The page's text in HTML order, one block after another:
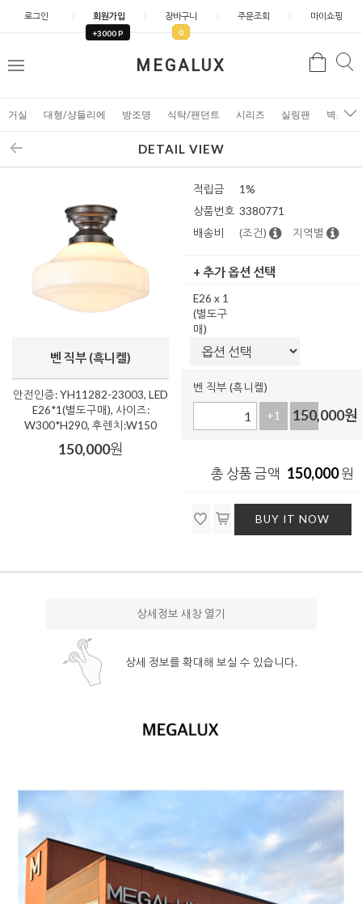
로그인 회원가입
+3000 P
장바구니
0
주문조회 마이쇼핑
MEGALUX
메
검
거실 대형/샹들리에 방조명 식탁/팬던트 시리즈 실링팬 벽조명
DETAIL VIEW
벤 직부 (흑니켈)
안전인증: YH11282-23003, LED
E26*1(별도구매), 사이즈:
W300*H290, 후렌치:W150
150,000원
적립금
1%
상품번호 3380771
배송비
(조건) 지역별
+ 추가 옵션 선택
E26 x 1
(별도구
매)
벤 직부 (흑니켈)
+1 -1
150,000원
총 상품 금액 150,000원
BUY IT NOW
상세정보 새창 열기
상세 정보를 확대해 보실 수 있습니다.